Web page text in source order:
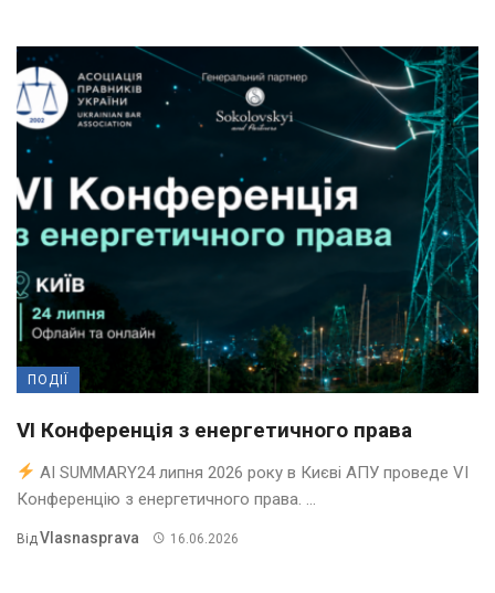
ПОДІЇ
VI Конференція з енергетичного права
AI SUMMARY24 липня 2026 року в Києві АПУ проведе VI
Конференцію з енергетичного права. ...
Від Vlasnasprava 16.06.2026